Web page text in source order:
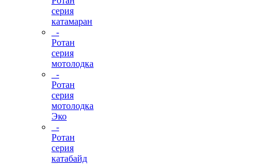
серия
катамаран
-
Ротан
серия
мотолодка
-
Ротан
серия
мотолодка
Эко
-
Ротан
серия
катабайд